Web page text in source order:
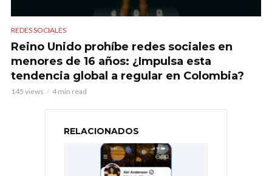
REDES SOCIALES
Reino Unido prohíbe redes sociales en
menores de 16 años: ¿Impulsa esta
tendencia global a regular en Colombia?
145 views 4 min read
RELACIONADOS